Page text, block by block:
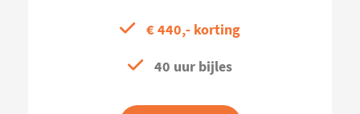
€ 440,- korting
40 uur bijles